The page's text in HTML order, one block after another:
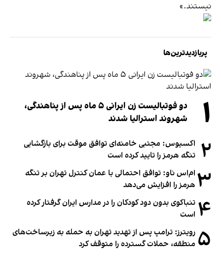
نیستند.»
پربازدیدترین‌ها
۱
دو فوتبالیست زن ایرانی ۵ ماه پس از پناهندگی،
شهروند استرالیا شدند
۲ اکسیوس: مجتبی خامنه‌ای توافق موقت برای بازگشایی
تنگه هرمز را تایید کرده است
۳ ام‌اس ناو: توافق احتمالی با عمان کنترل تهران بر تنگه
هرمز را افزایش می‌دهد
۴ تنباکوی بدون دود کودکان را در مدارس ایران گرفتار کرده
است
۵ رویترز: ترامپ پس از تهدید تهران به حمله به زیرساخت‌های
منطقه، حملات گسترده را متوقف کرد